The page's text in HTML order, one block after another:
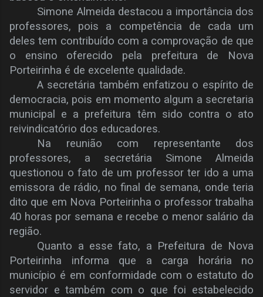
Simone Almeida destacou a importância dos
professores, pois a competência de cada um
deles tem contribuído com a comprovação de que
o ensino oferecido pela prefeitura de Nova
Porteirinha é de excelente qualidade.
A secretária também enfatizou o espírito de
democracia, pois em momento algum a secretaria
municipal e a prefeitura têm sido contra o ato
reivindicatório dos educadores.
Na reunião com representante dos
professores, a secretária Simone Almeida
questionou o fato de um professor ter ido a uma
emissora de rádio, no final de semana, onde teria
dito que em Nova Porteirinha o professor trabalha
40 horas por semana e recebe o menor salário da
região.
Quanto a esse fato, a Prefeitura de Nova
Porteirinha informa que a carga horária no
município é em conformidade com o estatuto do
servidor e também com o que foi estabelecido